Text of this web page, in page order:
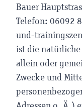
Bauer
Telefon: 06092
und-
ist die
allein oder
Zwecke und